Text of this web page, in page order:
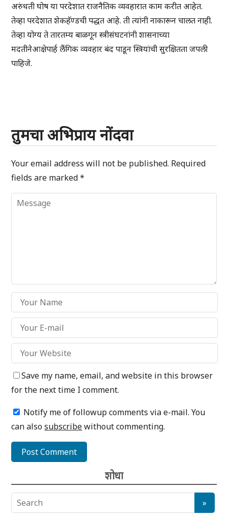
अरुंधती घोष या परदेशात राजनैतिक व्यवहारात काम करीत आहेत.
तेव्हा परदेशात शेकहॅण्डची पद्धत आहे. ती त्यांनी नाकारून चालत नाही.
तेव्हा योग्य ते तारतम्य बाळगून स्त्रीसंघटनांनी शासनाच्या
मदतीनेआक्षेपार्ह लैंगिक व्यवहार बंद पाडून स्त्रियांची सुरक्षितता जपली
पाहिजे.
तुमचा अभिप्राय नोंदवा
Your email address will not be published. Required
fields are marked*
Save my name, email, and website in this browser
for the next time I comment.
Notify me of followup comments via e-mail. You
can alsosubscribewithout commenting.
शोधा